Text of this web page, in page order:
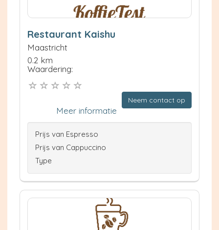
Restaurant Kaishu
Maastricht
0.2 km
Waardering:
Neem contact op
Meer informatie
Prijs van Espresso
Prijs van Cappuccino
Type